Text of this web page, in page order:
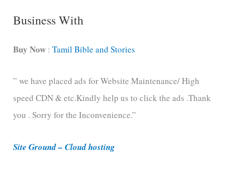
t
g
o
r
e
Business With
Buy Now :Tamil Bible and Stories
” we have placed ads for Website Maintenance/ High
speed CDN & etc.Kindly help us to click the ads .Thank
you . Sorry for the Inconvenience.”
Site Ground – Cloud hosting